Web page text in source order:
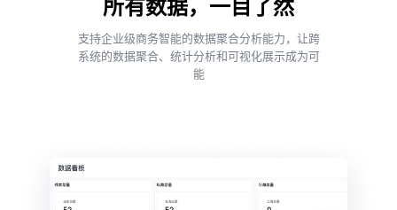
所有数据，一目了然
支持企业级商务智能的数据聚合分析能力，让跨
系统的数据聚合、统计分析和可视化展示成为可
能